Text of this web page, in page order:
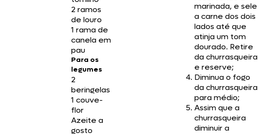
2 ramos
de louro
1 rama de
canela em
pau
Para os
legumes
2
beringelas
1 couve-
flor
Azeite a
gosto
marinada, e sele
a carne dos dois
lados até que
atinja um tom
dourado. Retire
da churrasqueira
e reserve;
Diminua o fogo
da churrasqueira
para médio;
Assim que a
churrasqueira
diminuir a